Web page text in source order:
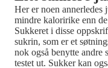
Her er noen annerledes
mindre kaloririke enn
Sukkeret i disse
sukrin, som er et
nok også benytte andre
testet ut. Sukker kan